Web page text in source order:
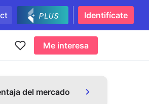
Identifícate
Me interesa
del mercado